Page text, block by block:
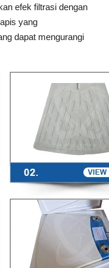
efek filtrasi dengan
yang
dapat mengurangi